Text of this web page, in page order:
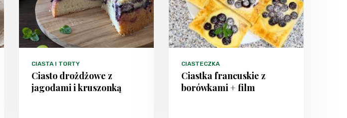
CIASTA I TORTY
Ciasto drożdżowe z
jagodami i kruszonką
CIASTECZKA
Ciastka francuskie z
borówkami + film